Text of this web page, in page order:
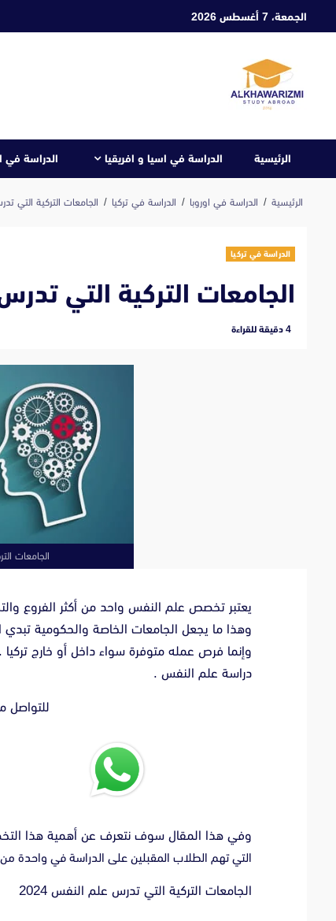
الجمعة، 7 أغسطس 2026
الرئيسية الدراسة في اسيا و افريقيا الدراسة في
الرئيسية الدراسة في اوروبا الدراسة في تركيا الجامعات التركية التي
الدراسة في تركيا
الجامعات التركية التي تدرس
‫4 دقيقة للقراءة
الجامعات
يعتبر تخصص علم النفس واحد من أكثر الفروع
وهذا ما يجعل الجامعات الخاصة والحكومية تبدي
وإنما فرص عمله متوفرة سواء داخل أو خارج
دراسة علم النفس .
للتواصل
وفي هذا المقال سوف نتعرف عن أهمية هذا
التي تهم الطلاب المقبلين على الدراسة في واحدة من
الجامعات التركية التي تدرس علم النفس 2024